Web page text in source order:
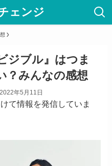
ェンジ
ジブル』はつま
？みんなの感想
2022年5月11日
て情報を発信していま